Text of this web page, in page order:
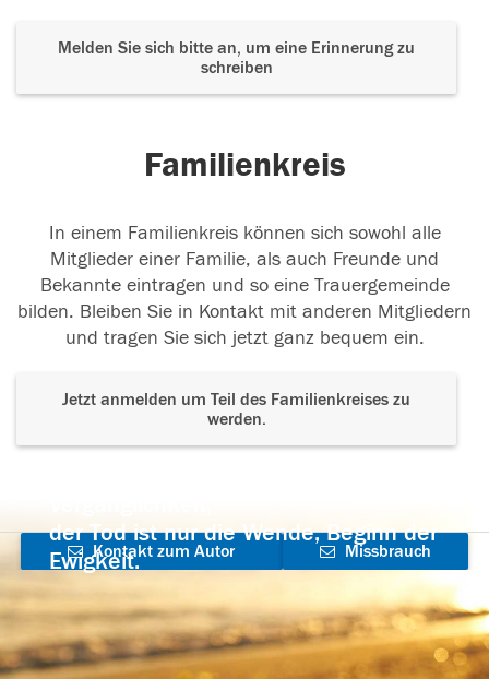
Melden Sie sich bitte an, um eine Erinnerung zu
schreiben
Familienkreis
In einem Familienkreis können sich sowohl alle
Mitglieder einer Familie, als auch Freunde und
Bekannte eintragen und so eine Trauergemeinde
bilden. Bleiben Sie in Kontakt mit anderen Mitgliedern
und tragen Sie sich jetzt ganz bequem ein.
Jetzt anmelden um Teil des Familienkreises zu
werden.
der Tod ist nur die Wende, Beginn der
Ewigkeit.
Kontakt zum Autor
aufnehmen
Missbrauch